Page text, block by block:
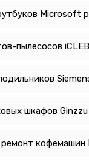
Microsoft
пылесосов
шкафов
кофемашин